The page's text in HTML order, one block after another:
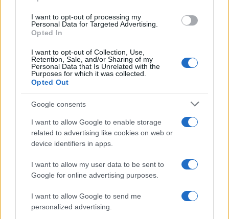
I want to opt-out of processing my
Personal Data for Targeted Advertising.
Opted In
I want to opt-out of Collection, Use,
Retention, Sale, and/or Sharing of my
Personal Data that Is Unrelated with the
Purposes for which it was collected.
Opted Out
Google consents
I want to allow Google to enable storage
related to advertising like cookies on web or
device identifiers in apps.
I want to allow my user data to be sent to
Google for online advertising purposes.
I want to allow Google to send me
personalized advertising.
E-mail cím
Feliratkozom a hírlevélre és elfogadom azadatvédelmi
szabályzatot!
FELIRATKOZÁS
Helyi hírek
Beindult az őszibarackszezon, szeptemberig élvezhetjük
- csaknem 17 millió tonnával - messze a legnagyobb termelő.